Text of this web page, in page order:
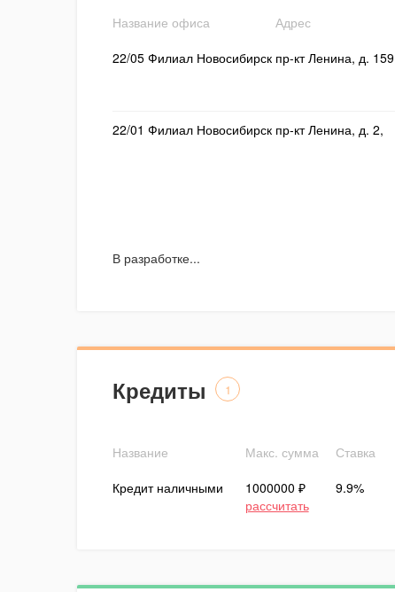
Название офиса
22/05 Филиал Новосибирск
Адрес
пр-кт Ленина, д. 159
22/01 Филиал Новосибирск пр-кт Ленина, д. 2,
В разработке...
Кредиты 1
Название
Кредит наличными
Макс. сумма
1000000 ₽
рассчитать
Ставка
9.9%